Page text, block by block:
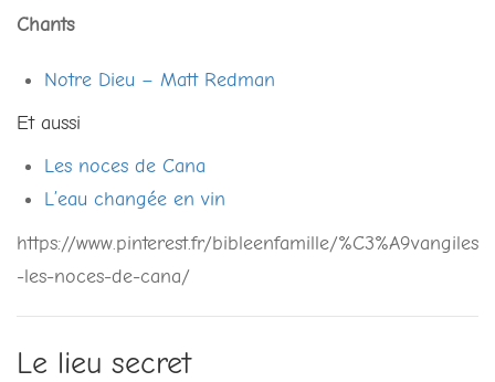
Chants
Notre Dieu – Matt Redman
Et aussi
Les noces de Cana
L’eau changée en vin
https://www.pinterest.fr/bibleenfamille/%C3%A9vangiles
-les-noces-de-cana/
Le lieu secret